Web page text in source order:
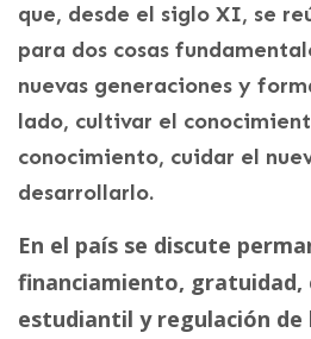
que, desde el siglo XI, se
para dos cosas
nuevas generaciones y
lado, cultivar el
conocimiento, cuidar el
desarrollarlo.
En el país se discute
financiamiento, gratuidad,
estudiantil y regulación de